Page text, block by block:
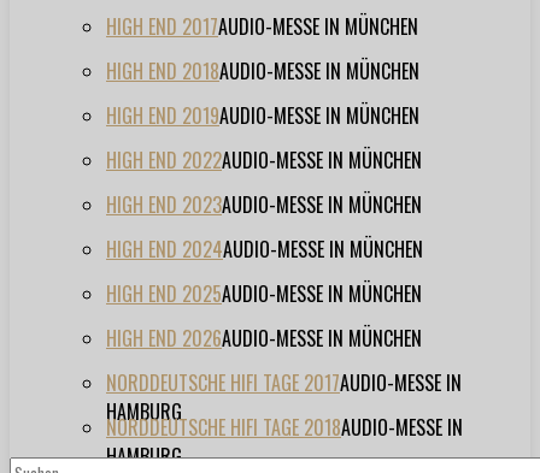
HIGH END 2017AUDIO-MESSE IN MÜNCHEN
HIGH END 2018AUDIO-MESSE IN MÜNCHEN
HIGH END 2019AUDIO-MESSE IN MÜNCHEN
HIGH END 2022AUDIO-MESSE IN MÜNCHEN
HIGH END 2023AUDIO-MESSE IN MÜNCHEN
HIGH END 2024AUDIO-MESSE IN MÜNCHEN
HIGH END 2025AUDIO-MESSE IN MÜNCHEN
HIGH END 2026AUDIO-MESSE IN MÜNCHEN
NORDDEUTSCHE HIFI TAGE 2017AUDIO-MESSE IN
HAMBURG
NORDDEUTSCHE HIFI TAGE 2018AUDIO-MESSE IN
HAMBURG